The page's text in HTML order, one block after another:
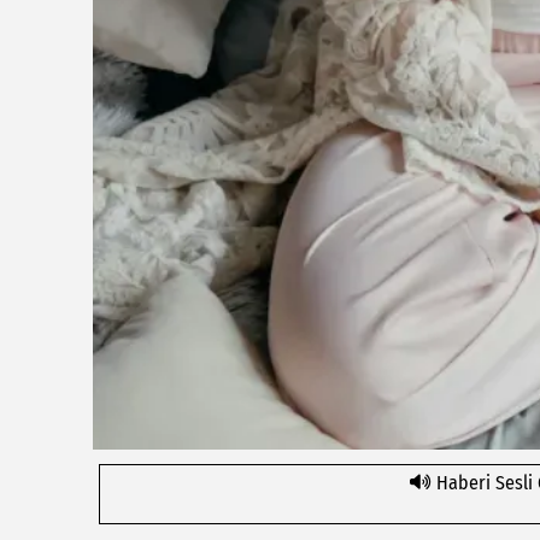
Haberi Sesli